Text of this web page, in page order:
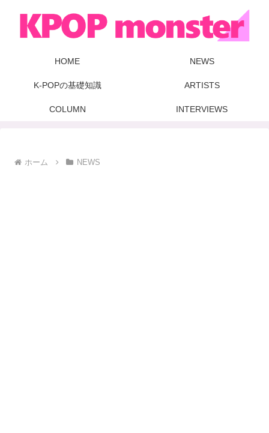
HOME NEWS
K-POPの基礎知識 ARTISTS
COLUMN INTERVIEWS
ホーム NEWS